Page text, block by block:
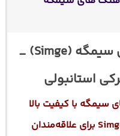
دانلود بهترین آهنگ های سیمگه (Simge) _
استانبولی
سیمگه با کیفیت بالا
پلی‌لیست آهنگ‌های محبوب Simge برای علاقه‌مندان